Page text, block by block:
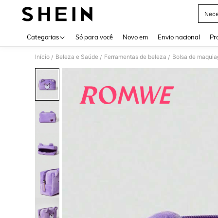
Categorias Só para você Novo em Envio nacional
Início / Beleza e Saúde / Ferramentas de beleza / Bolsa de